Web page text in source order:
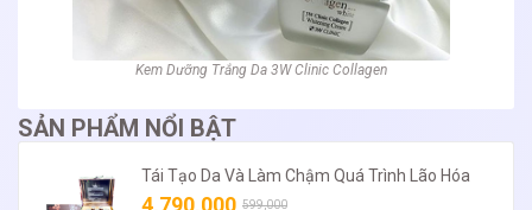
Kem Dưỡng Trắng Da 3W Clinic Collagen
SẢN PHẨM NỔI BẬT
Tái Tạo Da Và Làm Chậm Quá Trình Lão Hóa
4,790,000 599,000